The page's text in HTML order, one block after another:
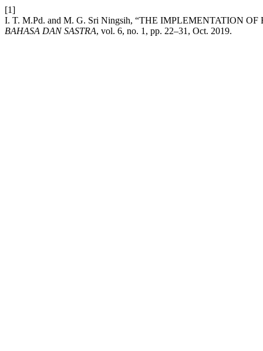
[1]
I. T. M.Pd. and M. G. Sri Ningsih, “THE IMPLEMENTATION
BAHASA DAN SASTRA, vol. 6, no. 1, pp. 22–31, Oct. 2019.